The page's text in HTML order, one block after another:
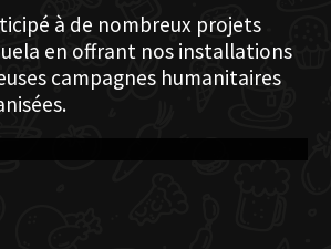
à de nombreux projets
en offrant nos installations
campagnes humanitaires